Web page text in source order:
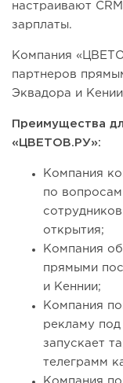
настраивают
зарплаты.
Компания
партнеров
Эквадора и
Преимущества
«ЦВЕТОВ.РУ»:
Компания
по
открытия;
Компания
прямыми
и Кеннии;
Компания
рекламу
запускает
телеграмм